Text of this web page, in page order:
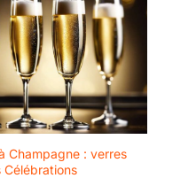
Champagne : verres
Célébrations